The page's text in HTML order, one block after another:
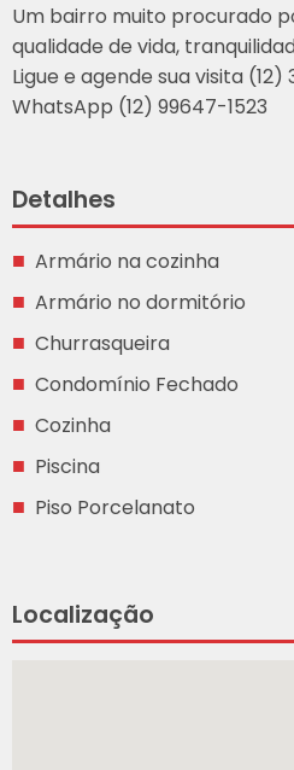
Um bairro muito procurado
qualidade de vida,
Ligue e agende sua visita
WhatsApp (12) 99647-1523
Detalhes
Armário na cozinha
Armário no dormitório
Churrasqueira
Condomínio Fechado
Cozinha
Piscina
Piso Porcelanato
Localização